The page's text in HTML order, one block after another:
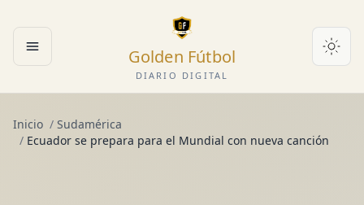
Abrir menú Golden Fútbol
DIARIO DIGITAL
Inicio / Sudamérica
/ Ecuador se prepara para el Mundial con nueva canción